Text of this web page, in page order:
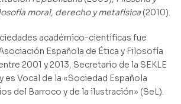
moral, derecho y metafísica (2010).
académico-científicas fue
Española de Ética y Filosofía
2001 y 2013, Secretario de la SEKLE
es Vocal de la «Sociedad Española
del Barroco y de la ilustración» (SeL).